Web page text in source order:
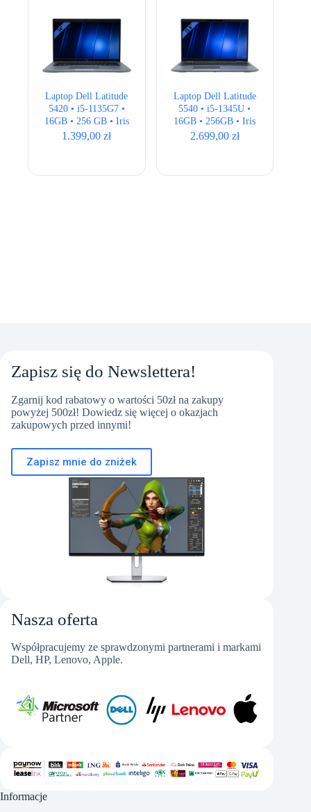
Laptop Dell Latitude
5420 • i5-1135G7 •
16GB • 256 GB • Iris
Xe • 14″ Full HD
1.399,00zł
Laptop Dell Latitude
5540 • i5-1345U •
16GB • 256GB • Iris
Xe • 15,6″ Full HD •
2.699,00 zł
Zapisz się do Newslettera!
Zgarnij kod rabatowy o wartości 50zł na zakupy
powyżej 500zł! Dowiedz się więcej o okazjach
zakupowych przed innymi!
Zapisz mnie do zniżek
Nasza oferta
Współpracujemy ze sprawdzonymi partnerami i markami
Dell, HP, Lenovo, Apple.
Informacje